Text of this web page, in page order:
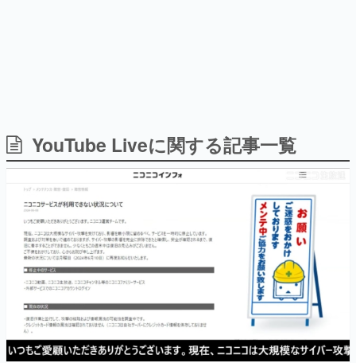
日本のコンテンツ産業やカルチャーに与えた影響を探る企
画です。
日本モバイルゲーム産業史
日本のモバイルゲーム史における主要なトピック・タイト
ルを網羅するほか、開発者へのインタビューや識者による
解説を掲載。約20年の歴史が一望できる決定版！
若ゲのいたり〜ゲームクリエイターの青春〜
『うつヌケ』『ペンと箸』等で知られるマンガ家・田中圭
一先生によるゲーム業界レポートマンガです。
なんでゲームは面白い？
ゲーム開発者・hamatsu氏がゲームの魅力を画面や操作の
です。
YouTube Liveに関する記事一覧